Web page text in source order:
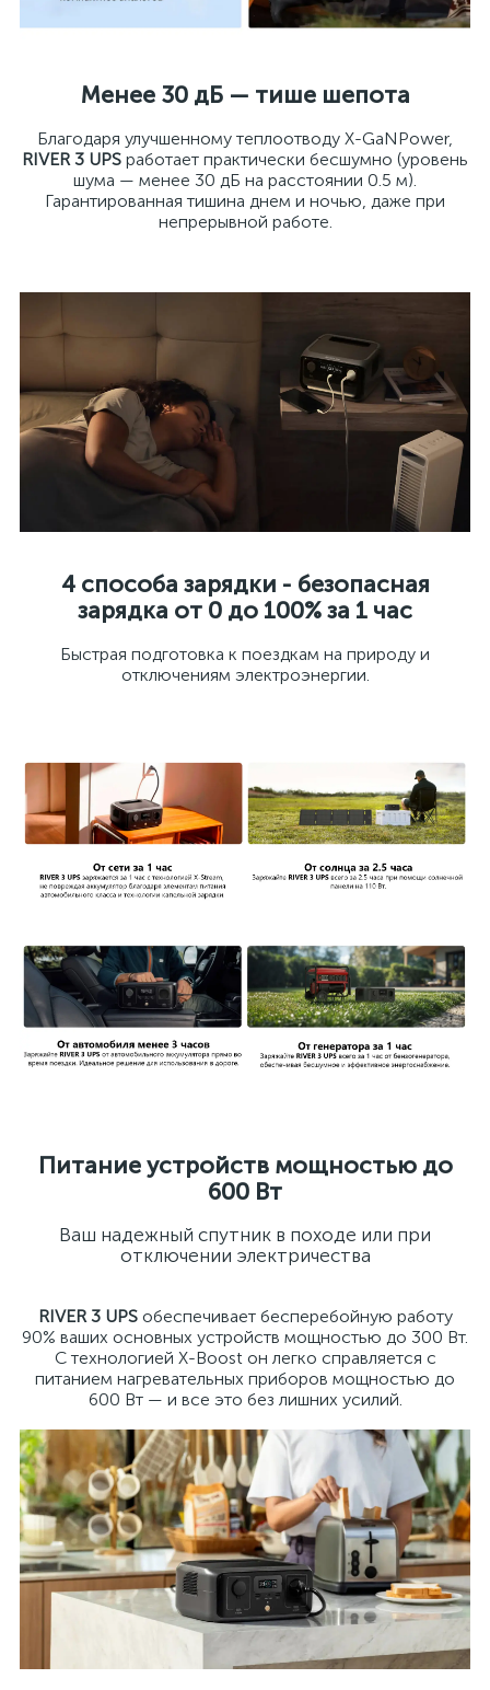
Менее 30 дБ — тише шепота
Благодаря улучшенному теплоотводу X-GaNPower,
RIVER 3 UPS работает практически бесшумно (уровень
шума — менее 30 дБ на расстоянии 0.5 м).
Гарантированная тишина днем и ночью, даже при
непрерывной работе.
4 способа зарядки - безопасная
зарядка от 0 до 100% за 1 час
Быстрая подготовка к поездкам на природу и
отключениям электроэнергии.
Питание устройств мощностью до
600 Вт
Ваш надежный спутник в походе или при
отключении электричества
RIVER 3 UPSобеспечивает бесперебойную работу
90% ваших основных устройств мощностью до 300 Вт.
С технологией X-Boost он легко справляется с
питанием нагревательных приборов мощностью до
600 Вт — и все это без лишних усилий.